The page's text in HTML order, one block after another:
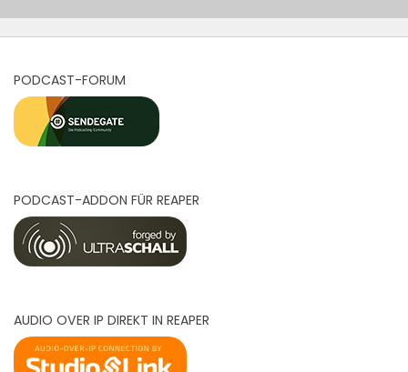
PODCAST-FORUM
PODCAST-ADDON FÜR REAPER
AUDIO OVER IP DIREKT IN REAPER